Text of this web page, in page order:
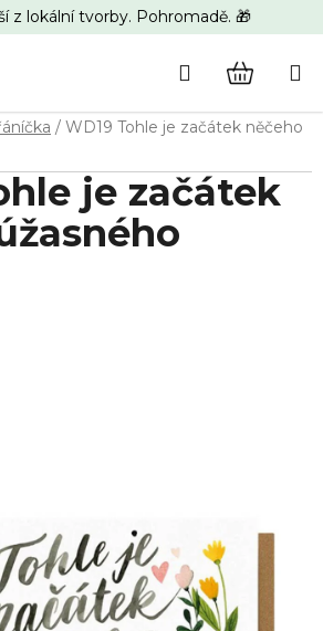
z lokální tvorby. Pohromadě. 🎁
Hledat
KOŠÍK
/ WD19 Tohle je začátek něčeho
je začátek